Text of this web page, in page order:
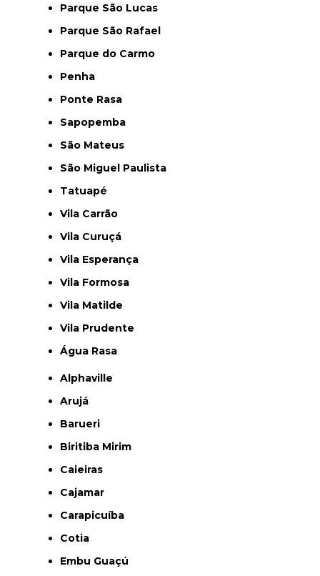
Parque São Lucas
Parque São Rafael
Parque do Carmo
Penha
Ponte Rasa
Sapopemba
São Mateus
São Miguel Paulista
Tatuapé
Vila Carrão
Vila Curuçá
Vila Esperança
Vila Formosa
Vila Matilde
Vila Prudente
Água Rasa
Alphaville
Arujá
Barueri
Biritiba Mirim
Caieiras
Cajamar
Carapicuíba
Cotia
Embu Guaçú